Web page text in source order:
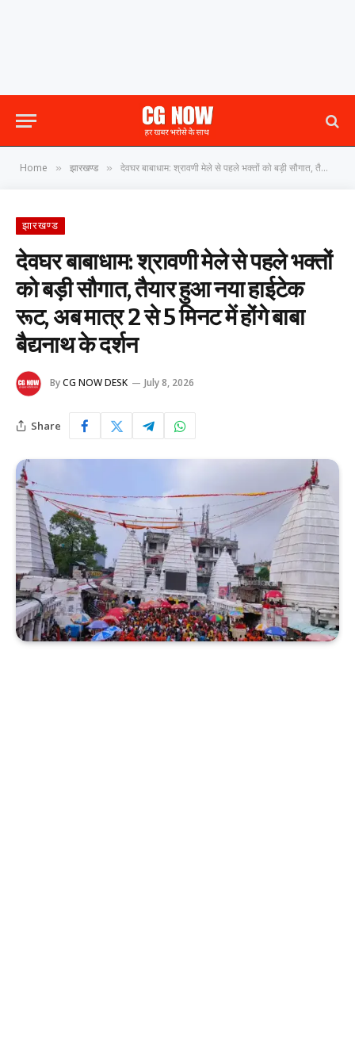
Home » झारखण्ड » देवघर बाबाधाम: श्रावणी मेले से पहले भक्तों को बड़ी सौगात, तैयार हुआ नया हाईटेक रूट, अब मात्र 2 से 5 मिनट में होंगे बाबा बैद्यनाथ के दर्शन
झारखण्ड
देवघर बाबाधाम: श्रावणी मेले से पहले भक्तों
को बड़ी सौगात, तैयार हुआ नया हाईटेक
रूट, अब मात्र 2 से 5 मिनट में होंगे बाबा
बैद्यनाथ के दर्शन
ByCG NOW DESK July 8, 2026
Share